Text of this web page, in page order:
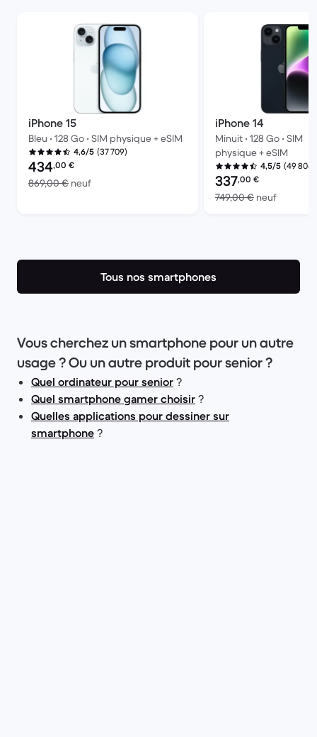
iPhone 15
Bleu • 128 Go • SIM physique + eSIM
4,6/5 (37 709)
Prix reconditionné :
434,00 €
869,00 € neufcontre 869,00 € neuf
iPhone 14
Minuit • 128 Go • SIM
physique + eSIM
4,5/5 (49 806)
Prix reconditionné :
337,00 €
749,00 € neufcontre
Tous nos smartphones
Vous cherchez un smartphone pour un autre
usage ? Ou un autre produit pour senior ?
Quel ordinateur pour senior ?
Quel smartphone gamer choisir ?
Quelles applications pour dessiner sur
smartphone ?